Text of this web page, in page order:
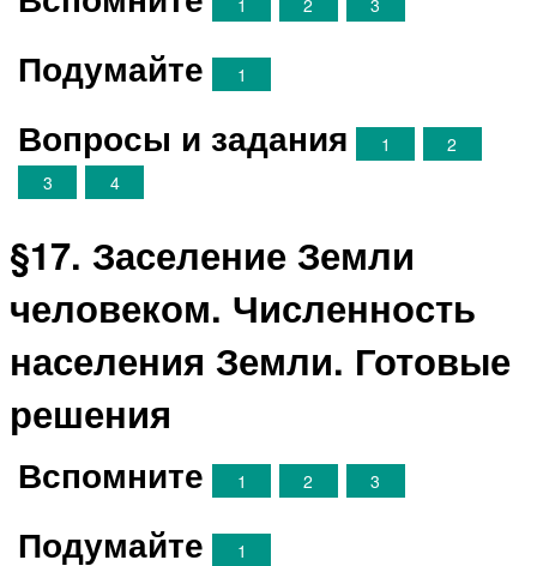
1 2 3
Подумайте 1
Вопросы и задания 1
2
3
4
§17. Заселение Земли
человеком. Численность
населения Земли. Готовые
решения
Вспомните 1 2 3
Подумайте 1